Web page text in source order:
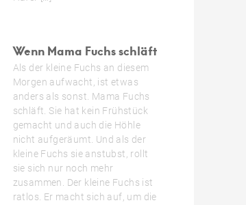
Wenn Mama Fuchs schläft
Als der kleine Fuchs an diesem
Morgen aufwacht, ist etwas
anders als sonst. Mama Fuchs
schläft. Sie hat kein Frühstück
gemacht und auch die Höhle
nicht aufgeräumt. Und als der
kleine Fuchs sie anstubst, rollt
sie sich nur noch mehr
zusammen. Der kleine Fuchs ist
ratlos. Er macht sich auf, um die